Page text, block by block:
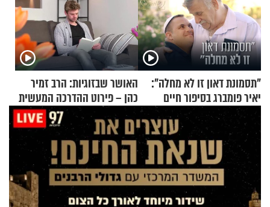
"תסמונת דאון זו לא מחלה":
יאיר פומברג בסיפור חיים
מעורר השראה
האושר שבזוגיות: הרב זמיר
כהן – פירוט ההדרכה המעשית